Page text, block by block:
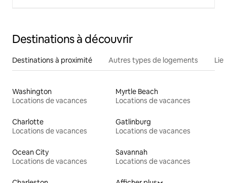
Destinations à découvrir
Destinations à proximité Autres types de logements
Washington
Locations de vacances
Myrtle Beach
Locations de vacances
Charlotte
Locations de vacances
Gatlinburg
Locations de vacances
Ocean City
Locations de vacances
Savannah
Locations de vacances